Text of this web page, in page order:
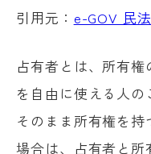
引用元： e-GOV 民法
占有者とは、所有
を自由に使える人
そのまま所有権を
場合は、占有者と